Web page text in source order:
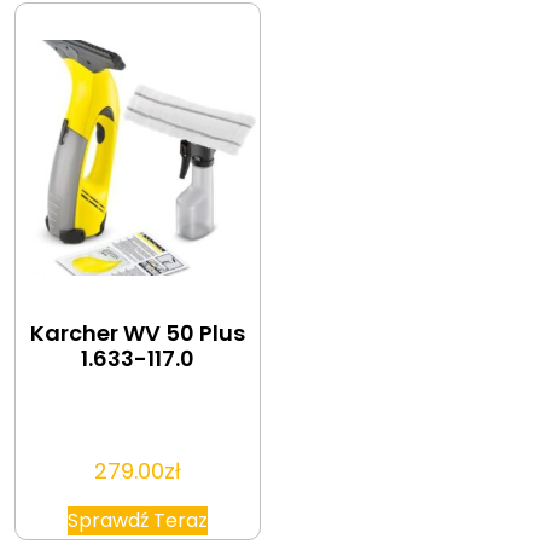
Karcher WV 50 Plus
1.633-117.0
279.00zł
Sprawdź Teraz